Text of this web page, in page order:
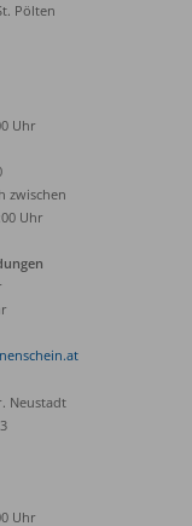
Pölten
Uhr
zwischen
Uhr
Neustadt
Uhr